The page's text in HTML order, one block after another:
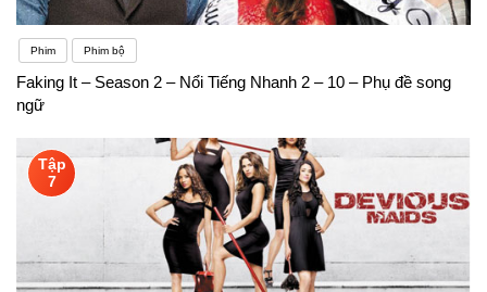
Phim Phim bộ
Faking It – Season 2 – Nổi Tiếng Nhanh 2 – 10 – Phụ đề song
ngữ
Tập
7